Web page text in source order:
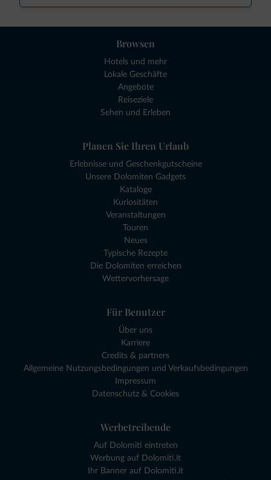
Browsen
Hotels und mehr
Lokale Geschäfte
Angebote
Reiseziele
Sehen und Erleben
Planen Sie Ihren Urlaub
Erlebnisse und Geschenkgutscheine
Unsere Dolomiten Gadgets
Kataloge
Kuriositäten
Veranstaltungen
Touren
Neues
Typische Rezepte
Die Dolomiten erreichen
Wettervorhersage
Für Benutzer
Über uns
Karriere
Credits & partners
Allgemeine Nutzungsbedingungen und Verkaufsbedingungen
Impressum
Datenschutz & Cookies
Werbetreibende
Auf Dolomiti eintreten
Werbung auf Dolomiti.it
Ihr Banner auf Dolomiti.it